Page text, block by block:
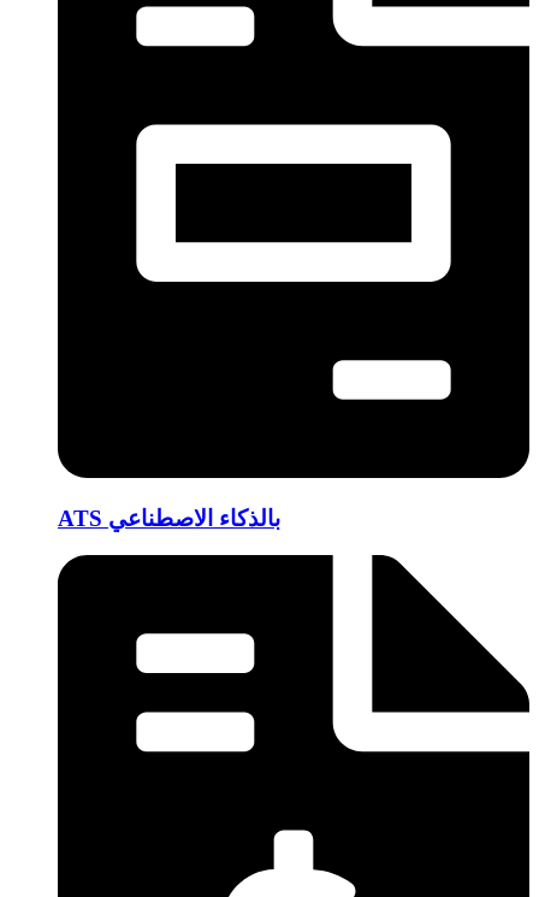
ATS بالذكاء الاصطناعي